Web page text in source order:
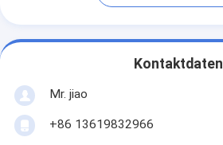
Kontaktdaten
Mr. jiao
+86 13619832966